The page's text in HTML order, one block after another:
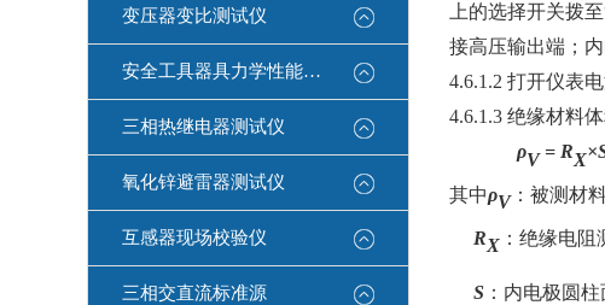
变压器变比测试仪
安全工具器具力学性能测试机
三相热继电器测试仪
氧化锌避雷器测试仪
互感器现场校验仪
三相交直流标准源
上的选择开关拨
接高压输出端；
4.6.1.2 打开仪表
4.6.1.3 绝缘材料
ρV = RX×
其中ρV：被测材
RX ：绝缘电阻
S ：内电极圆